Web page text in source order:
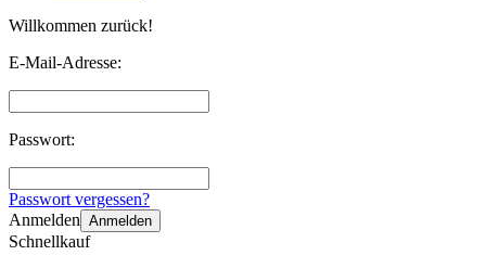
Willkommen zurück!
E-Mail-Adresse:
Passwort:
Passwort vergessen?
Anmelden Anmelden
Schnellkauf